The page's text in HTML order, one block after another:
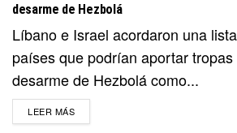
desarme de Hezbolá
Líbano e Israel acordaron una
países que podrían aportar
desarme de Hezbolá como...
LEER MÁSDETAILS